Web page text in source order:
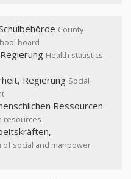
County
board
Health statistics
Regierung Social
Ressourcen
resources
of social and manpower